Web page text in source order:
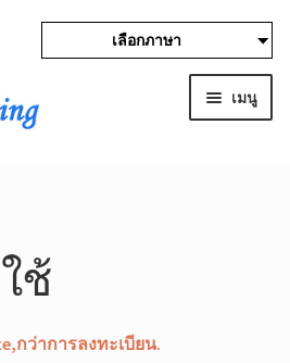
เลือกภาษา
เมนู
ช้
กว่าการลงทะเบียน.